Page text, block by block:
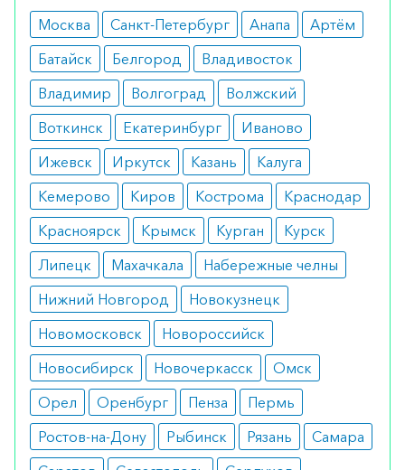
1 г препарата 3–4 раза в сутки. Детям не
рекомендован прием таблетированной формы.
Показания
инфекции, вызванные стафилококком и
стрептококком;
гонококковые и менингококковые
инфекции;
пневмококковые инфекции;
сибирская язва;
столбняк;
коклюш;
уреаплазмоз;
микоплазмозы, хламидиозы.
Противопоказания
беременность;
лактация;
повышенная чувствительность к
компонентам.
Побочные реакции
диспептический синдром;
Москва
Санкт-Петербург Анапа
Артём
Батайск
Белгород
Владивосток
Владимир
Волгоград
Волжский
Воткинск
Екатеринбург
Иваново
Ижевск
Иркутск Казань
Калуга
Кемерово
Киров Кострома
Краснодар
Красноярск
Крымск Курган
Курск
Липецк
Махачкала
Набережные челны
Нижний Новгород
Новокузнецк
Новомосковск
Новороссийск
Новосибирск
Новочеркасск
Омск
Орел
Оренбург Пенза
Пермь
Ростов-на-Дону
Рыбинск Рязань
Самара